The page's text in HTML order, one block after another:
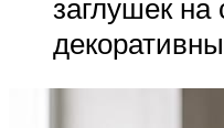
заглушек